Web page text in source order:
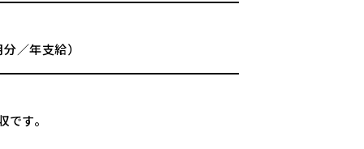
／年支給）
す。